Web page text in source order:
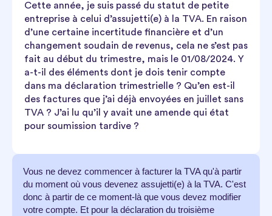
Cette année, je suis passé du statut de petite
entreprise à celui d’assujetti(e) à la TVA. En raison
d’une certaine incertitude financière et d’un
changement soudain de revenus, cela ne s’est pas
fait au début du trimestre, mais le 01/08/2024. Y
a-t-il des éléments dont je dois tenir compte
dans ma déclaration trimestrielle ? Qu’en est-il
des factures que j’ai déjà envoyées en juillet sans
TVA ? J’ai lu qu’il y avait une amende qui état
pour soumission tardive ?
Vous ne devez commencer à facturer la TVA qu'à partir
du moment où vous devenez assujetti(e) à la TVA. C'est
donc à partir de ce moment-là que vous devez modifier
votre compte. Et pour la déclaration du troisième